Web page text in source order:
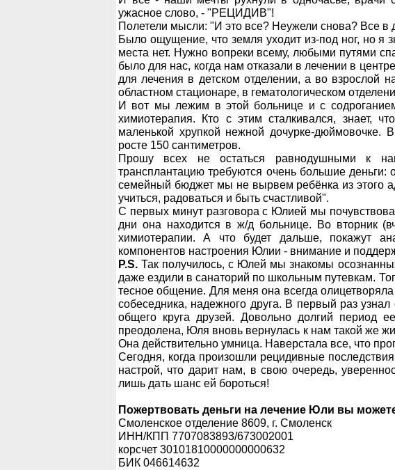
ужасное слово, - "РЕЦИДИВ"!
Полетели мысли: "И это все? Неужели снова? Все в
Было ощущение, что земля уходит из-под ног, но я
места нет. Нужно вопреки всему, любыми путями
было для нас, когда нам отказали в лечении в
для лечения в детском отделении, а во взрослой
областном стационаре, в гематологическом
И вот мы лежим в этой больнице и с
химиотерапия. Кто с этим сталкивался, знает,
маленькой хрупкой нежной дочурке-
росте 150 сантиметров.
Прошу всех не остаться равнодушными к
трансплантацию требуются очень большие
семейный бюджет мы не вырвем ребёнка из этого
учиться, радоваться и быть счастливой".
С первых минут разговора с Юлией мы
дни она находится в ж/д больнице. Во вторник
химиотерапии. А что будет дальше, покажут
компонентов настроения Юлии - внимание и
P.S. Так получилось, с Юлей мы знакомы
даже ездили в санаторий по школьным путевкам.
тесное общение. Для меня она всегда олицетворяла
собеседника, надежного друга. В первый раз
общего круга друзей. Довольно долгий период
преодолена, Юля вновь вернулась к нам такой же
Она действительно умница. Наверстала все, что
Сегодня, когда произошли рецидивные
настрой, что дарит нам, в свою очередь,
лишь дать шанс ей бороться!
Пожертвовать деньги на лечение Юли вы
Смоленское отделение 8609, г. Смоленск
ИНН/КПП 7707083893/673002001
корсчет 30101810000000000632
БИК 046614632